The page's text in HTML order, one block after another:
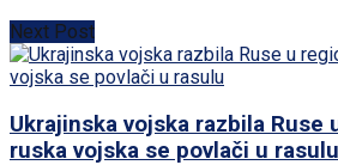
Next Post
Ukrajinska vojska razbila Ruse
ruska vojska se povlači u rasulu